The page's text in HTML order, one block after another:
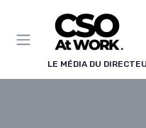
LE MÉDIA DU